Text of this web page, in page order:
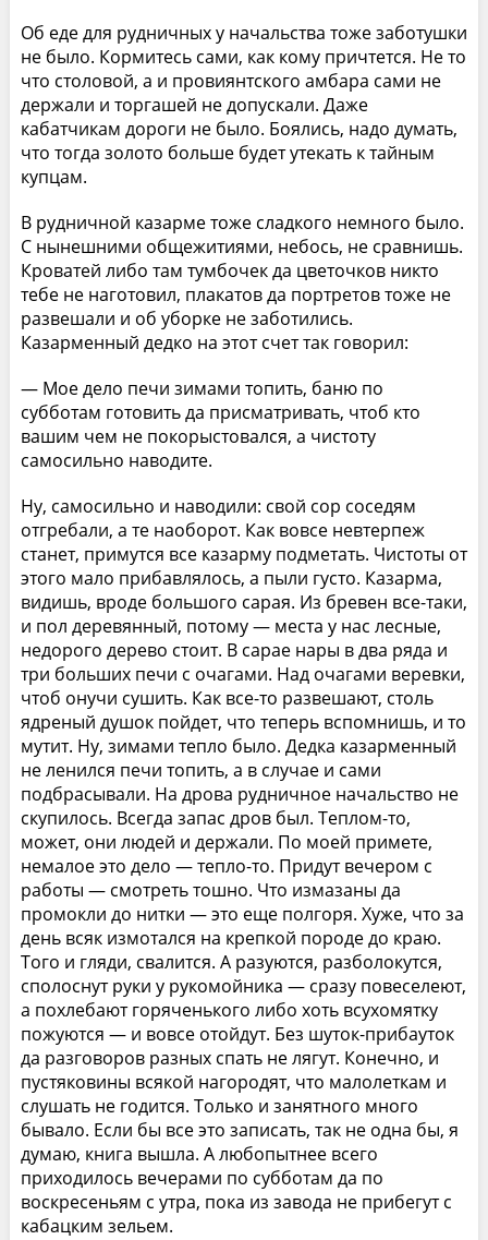
Об еде для рудничных у начальства тоже заботушки
не было. Кормитесь сами, как кому причтется. Не то
что столовой, а и провиянтского амбара сами не
держали и торгашей не допускали. Даже
кабатчикам дороги не было. Боялись, надо думать,
что тогда золото больше будет утекать к тайным
купцам.
В рудничной казарме тоже сладкого немного было.
С нынешними общежитиями, небось, не сравнишь.
Кроватей либо там тумбочек да цветочков никто
тебе не наготовил, плакатов да портретов тоже не
развешали и об уборке не заботились.
Казарменный дедко на этот счет так говорил:
— Мое дело печи зимами топить, баню по
субботам готовить да присматривать, чтоб кто
вашим чем не покорыстовался, а чистоту
самосильно наводите.
Ну, самосильно и наводили: свой сор соседям
отгребали, а те наоборот. Как вовсе невтерпеж
станет, примутся все казарму подметать. Чистоты от
этого мало прибавлялось, а пыли густо. Казарма,
видишь, вроде большого сарая. Из бревен все-таки,
и пол деревянный, потому — места у нас лесные,
недорого дерево стоит. В сарае нары в два ряда и
три больших печи с очагами. Над очагами веревки,
чтоб онучи сушить. Как все-то развешают, столь
ядреный душок пойдет, что теперь вспомнишь, и то
мутит. Ну, зимами тепло было. Дедка казарменный
не ленился печи топить, а в случае и сами
подбрасывали. На дрова рудничное начальство не
скупилось. Всегда запас дров был. Теплом-то,
может, они людей и держали. По моей примете,
немалое это дело — тепло-то. Придут вечером с
работы — смотреть тошно. Что измазаны да
промокли до нитки — это еще полгоря. Хуже, что за
день всяк измотался на крепкой породе до краю.
Того и гляди, свалится. А разуются, разболокутся,
сполоснут руки у рукомойника — сразу повеселеют,
а похлебают горяченького либо хоть всухомятку
пожуются — и вовсе отойдут. Без шуток-прибауток
да разговоров разных спать не лягут. Конечно, и
пустяковины всякой нагородят, что малолеткам и
слушать не годится. Только и занятного много
бывало. Если бы все это записать, так не одна бы, я
думаю, книга вышла. А любопытнее всего
приходилось вечерами по субботам да по
воскресеньям с утра, пока из завода не прибегут с
кабацким зельем.